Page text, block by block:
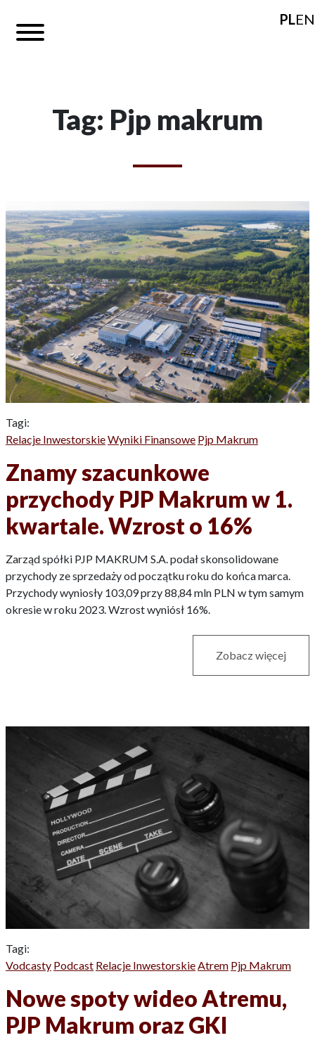
PLEN
Tag: Pjp makrum
Tagi:
Relacje InwestorskieWyniki Finansowe Pjp Makrum
Znamy szacunkowe
przychody PJP Makrum w 1.
kwartale. Wzrost o 16%
Zarząd spółki PJP MAKRUM S.A. podał skonsolidowane
przychody ze sprzedaży od początku roku do końca marca.
Przychody wyniosły 103,09 przy 88,84 mln PLN w tym samym
okresie w roku 2023. Wzrost wyniósł 16%.
Zobacz więcej
Tagi:
Vodcasty Podcast Relacje InwestorskieAtrem Pjp Makrum
Nowe spoty wideo Atremu,
PJP Makrum oraz GKI